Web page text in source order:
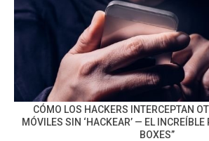
CÓMO LOS HACKERS INTERCEPTAN
MÓVILES SIN ‘HACKEAR’ — EL INCREÍBLE
BOXES”